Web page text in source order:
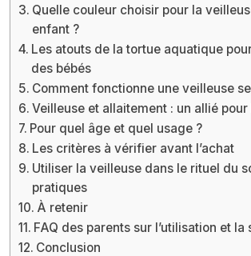
Quelle couleur choisir pour la
enfant ?
Les atouts de la tortue aquatique
des bébés
Comment fonctionne une veilleuse
Veilleuse et allaitement : un allié
Pour quel âge et quel usage ?
Les critères à vérifier avant l’achat
Utiliser la veilleuse dans le rituel du
pratiques
À retenir
FAQ des parents sur l’utilisation et la
Conclusion